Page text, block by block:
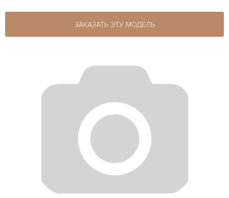
ЗАКАЗАТЬ ЭТУ МОДЕЛЬ